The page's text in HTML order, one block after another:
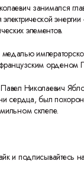
занимался
элементов.
орденом
Николаевич
сердца, был
склепе.
и подписывайтесь